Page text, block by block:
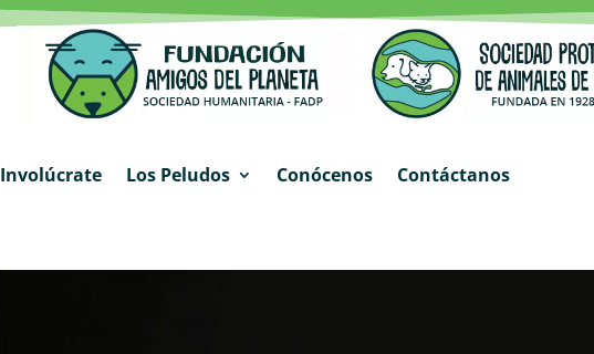
Involúcrate Los Peludos Conócenos Contáctanos